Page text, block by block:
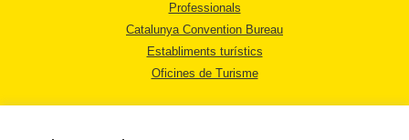
Professionals
Catalunya Convention Bureau
Establiments turístics
Oficines de Turisme